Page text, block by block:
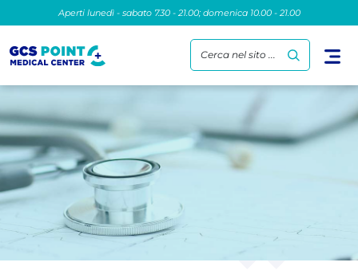
Aperti lunedì - sabato 7.30 - 21.00; domenica 10.00 - 21.00
Cerca nel sito ...